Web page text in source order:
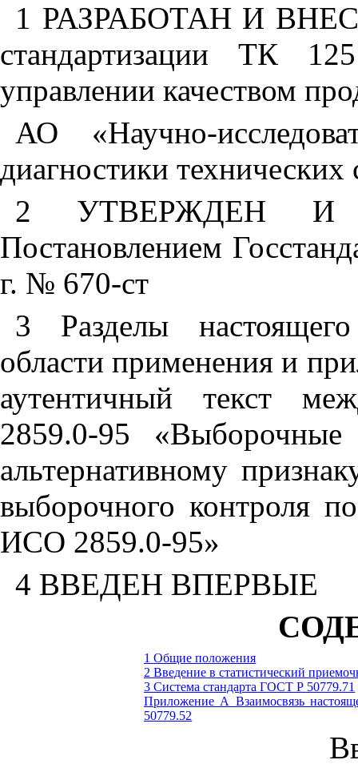
1 РАЗРАБОТАН И
стандартизации ТК
управлении качеством
АО «Научно-
диагностики
2 УТВЕРЖДЕН И
Постановлением
г. № 670-ст
3 Разделы
области применения и
аутентичный текст
2859.0-95
альтернативному
выборочного контроля
ИСО 2859.0-95»
4 ВВЕДЕН ВПЕРВЫЕ
1 Общие положения
2 Введение в статистический
3 Система стандартаГОСТ Р 50779.71
Приложение А Взаимосвязь
50779.52